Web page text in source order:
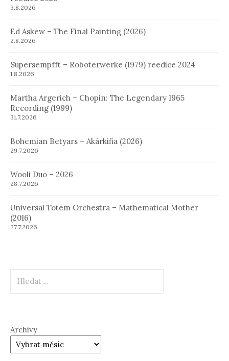
3.8.2026
Ed Askew – The Final Painting (2026)
2.8.2026
Supersempfft – Roboterwerke (1979) reedice 2024
1.8.2026
Martha Argerich – Chopin: The Legendary 1965
Recording (1999)
31.7.2026
Bohemian Betyars – Akárkifia (2026)
29.7.2026
Wooli Duo – 2026
28.7.2026
Universal Totem Orchestra – Mathematical Mother
(2016)
27.7.2026
Archivy